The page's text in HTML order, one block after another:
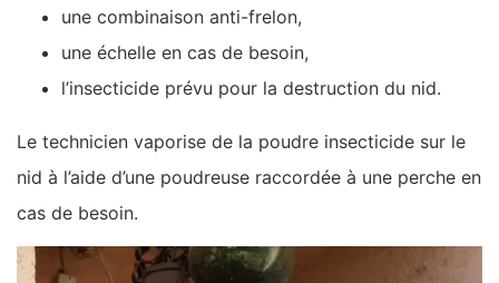
une combinaison anti-frelon,
une échelle en cas de besoin,
l’insecticide prévu pour la destruction du nid.
Le technicien vaporise de la poudre insecticide sur le
nid à l’aide d’une poudreuse raccordée à une perche en
cas de besoin.